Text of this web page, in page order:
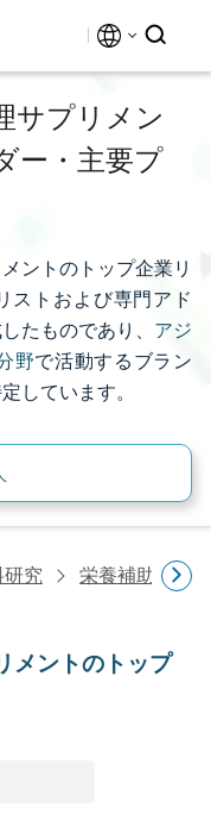
サプリメン
ー・主要プ
ントのトップ企業リ
ストおよび専門アド
たものであり、 アジ
野で活動するブラン
しています。
研究 栄養補助食品
メントのトップ